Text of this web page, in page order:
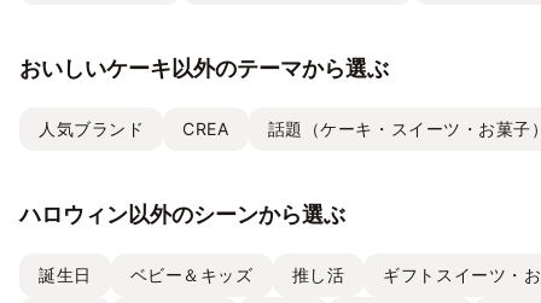
おいしいケーキ以外のテーマから選ぶ
人気ブランド CREA 話題（ケーキ・スイーツ・お菓子
ハロウィン以外のシーンから選ぶ
誕生日 ベビー＆キッズ 推し活 ギフトスイーツ・